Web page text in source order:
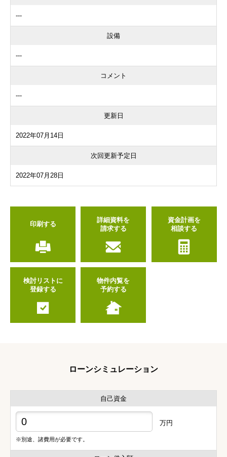
---
設備
---
コメント
---
更新日
2022年07月14日
次回更新予定日
2022年07月28日
印刷する
詳細資料を
請求する
資金計画を
相談する
検討リストに
登録する
物件内覧を
予約する
ローンシミュレーション
自己資金
万円
※別途、諸費用が必要です。